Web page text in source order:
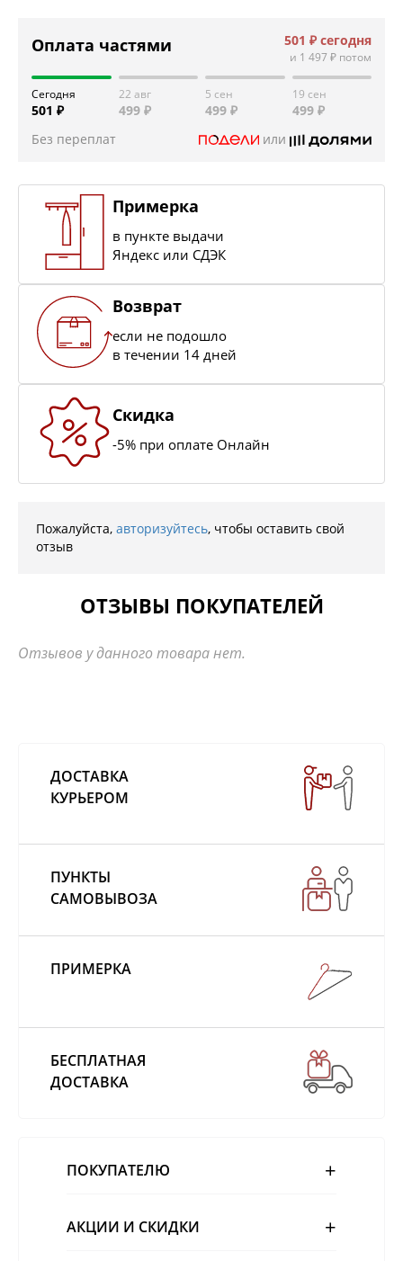
Оплата частями 501 ₽ сегодня
и 1 497 ₽ потом
Сегодня
501 ₽
22 авг
499 ₽
5 сен
499 ₽
19 сен
499 ₽
Без переплат
или
Примерка
в пункте выдачи
Яндекс или СДЭК
Возврат
если не подошло
в течении 14 дней
Скидка
-5% при оплате Онлайн
Пожалуйста, авторизуйтесь, чтобы оставить свой
отзыв
ОТЗЫВЫ ПОКУПАТЕЛЕЙ
Отзывов у данного товара нет.
ДОСТАВКА
КУРЬЕРОМ
ПУНКТЫ
САМОВЫВОЗА
ПРИМЕРКА
БЕСПЛАТНАЯ
ДОСТАВКА
ПОКУПАТЕЛЮ
АКЦИИ И СКИДКИ